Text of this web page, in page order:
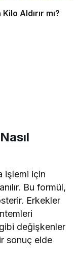
Aldırır mı?
işlemi için
Bu formül,
Erkekler
değişkenler
sonuç elde